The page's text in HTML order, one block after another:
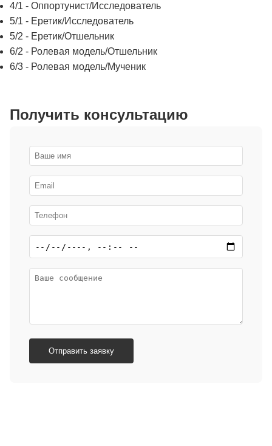
4/1 - Оппортунист/Исследователь
5/1 - Еретик/Исследователь
5/2 - Еретик/Отшельник
6/2 - Ролевая модель/Отшельник
6/3 - Ролевая модель/Мученик
Получить консультацию
Отправить заявку